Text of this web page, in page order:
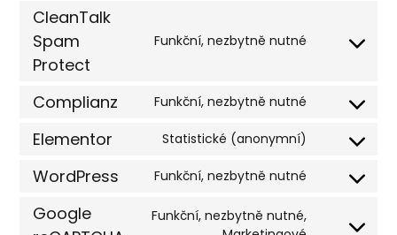
CleanTalk
Spam
Protect
Funkční, nezbytně nutné
Consent
cleantalk-
protect
Complianz Funkční, nezbytně nutné
Consent
service
Elementor Statistické (anonymní)
Consent
service
WordPress Funkční, nezbytně nutné
Consent
service
Google
Funkční, nezbytně nutné,